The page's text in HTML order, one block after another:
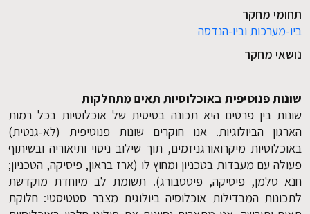
תחומי מחקר
ביו-מערכות וביו-הנדסה
נושאי מחקר
שונות פנוטיפית באוכלוסיות תאים מתחלקות
שונות בין פרטים היא תכונה בסיסית של אוכלוסיות בכל רמות
הארגון הביולוגיות. אנו חוקרים שונות פנוטיפית (לא-גנטית)
באוכלוסיות מיקרואורגניזמים, תוך שילוב ניסוי ותיאוריה ובשיתוף
פעולה עם מעבדות בטכניון ומחוץ לו (ארז בראון, פיסיקה, הטכניון;
חנא סלמן, פיסיקה, פיטסבורג). תשומת לב מיוחדת מוקדשת
לתכונות המבדילות אוכלוסיה ביולוגית מצבר סטטיסטי: חלוקת